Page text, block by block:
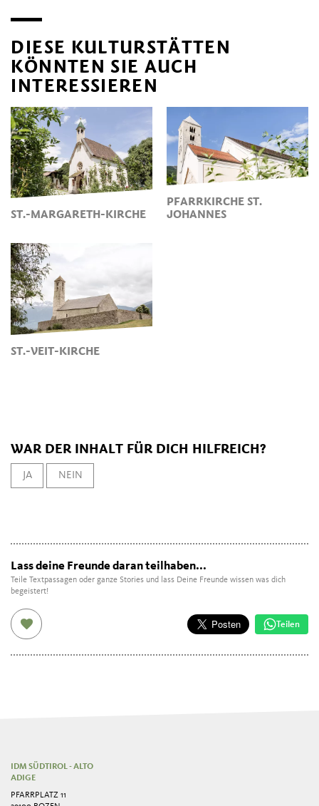
DIESE KULTURSTÄTTEN
KÖNNTEN SIE AUCH
INTERESSIEREN
ST.-MARGARETH-KIRCHE
PFARRKIRCHE ST.
JOHANNES
ST.-VEIT-KIRCHE
WAR DER INHALT FÜR DICH HILFREICH?
JA NEIN
Lass deine Freunde daran teilhaben...
Teile Textpassagen oder ganze Stories und lass Deine Freunde wissen was dich
begeistert!
Teilen
IDM SÜDTIROL - ALTO
ADIGE
PFARRPLATZ 11